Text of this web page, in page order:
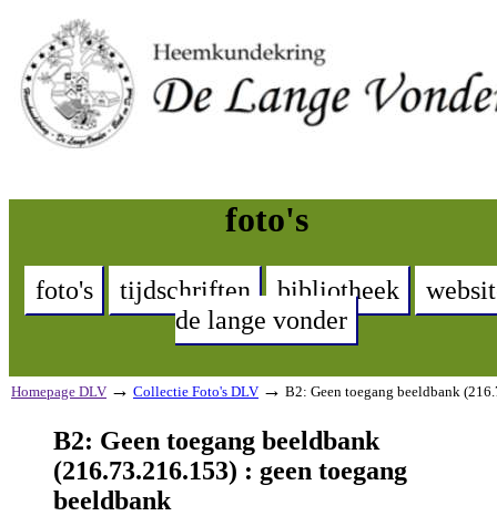
foto's
foto's tijdschriften bibliotheek
de lange vonder
Homepage DLV → Collectie Foto's DLV → B2: Geen toegang beeldbank
B2: Geen toegang beeldbank
(216.73.216.153) : geen toegang
beeldbank